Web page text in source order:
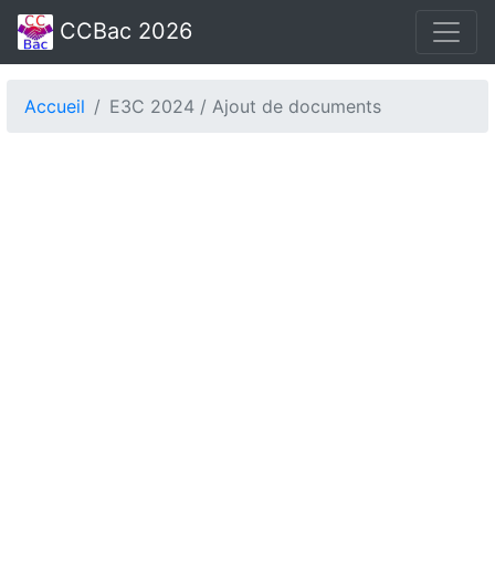
CCBac 2026
Accueil E3C 2024 / Ajout de documents